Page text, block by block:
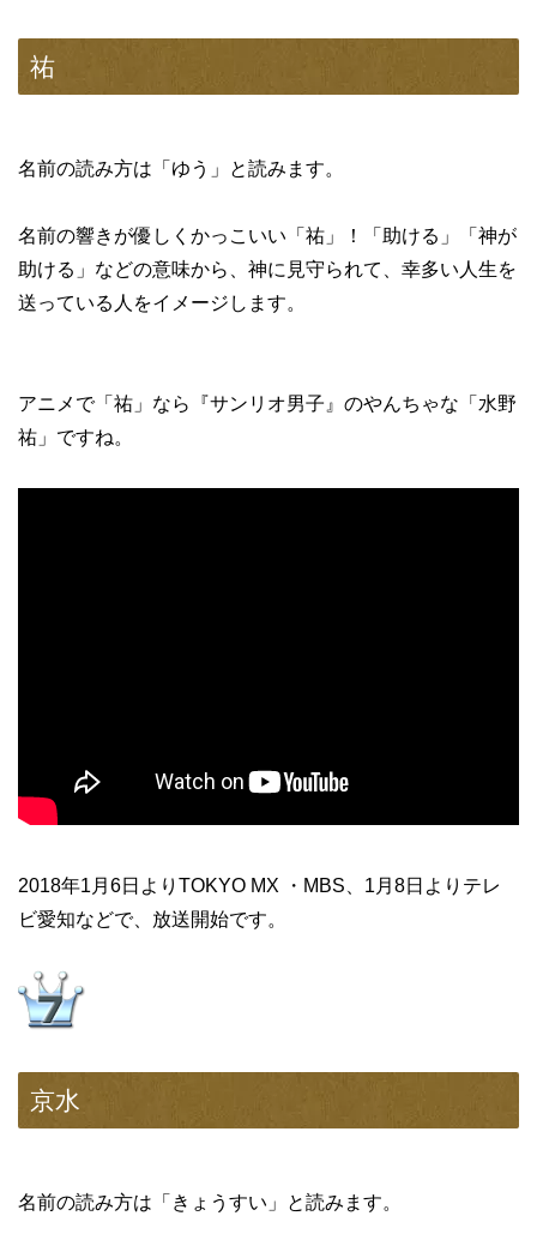
祐
名前の読み方は「ゆう」と読みます。
名前の響きが優しくかっこいい「祐」！「助ける」「神が
助ける」などの意味から、神に見守られて、幸多い人生を
送っている人をイメージします。
アニメで「祐」なら『サンリオ男子』のやんちゃな「水野
祐」ですね。
2018年1月6日よりTOKYO MX ・MBS、1月8日よりテレ
ビ愛知などで、放送開始です。
京水
名前の読み方は「きょうすい」と読みます。